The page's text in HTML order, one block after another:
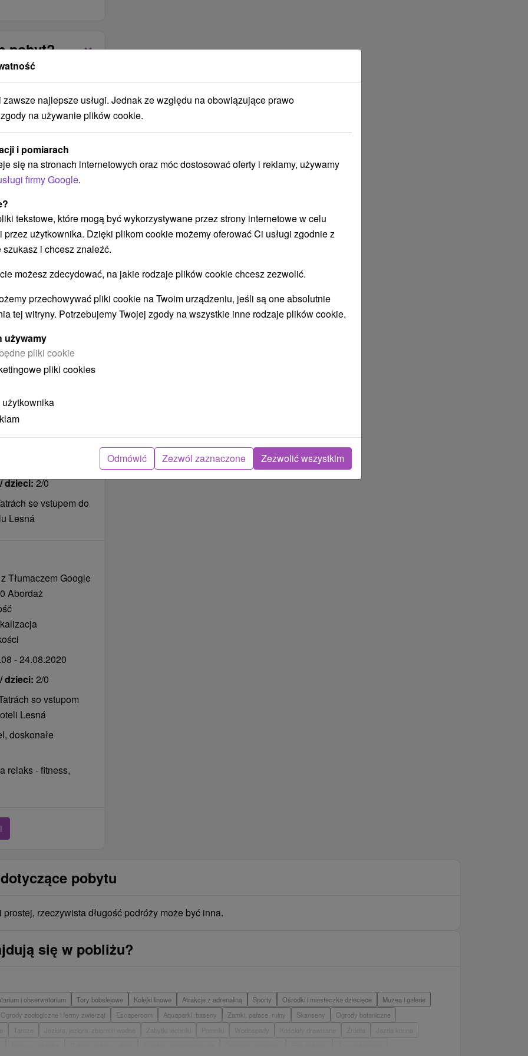
z recepcją)
i basenu w
tarasie dla 30
są w formie
menu.
systémom a
kablami w pokojach.
to możliwe ze
pobyt?
Tłumaczem Google
Abordaż
na turistike
prírodou
Tłumaczem Google
7.5 Abordaż
dzieci:2/0
se vstupem do
Lesná
Tłumaczem Google
Abordaż
- 24.08.2020
dzieci: 2/0
so vstupom
Lesná
doskonałe
relaks - fitness,
pobytu
rzeczywista długość podróży może być inna.
się w pobliżu?
i obserwatorium Tory bobslejowe Kolejki linowe Atrakcje z adrenaliną Sporty Ośrodki i miasteczka dziecięce
Muzea i galerie
Ogrody zoologiczne i fermy zwierząt Escaperoom Aquaparki, baseny Zamki, pałace, ruiny Skanseny
Ogrody botaniczne
Tarcze Zabytki techniki Pomniki Wodospady Źródła
najlepsze usługi. Jednak ze względu na obowiązujące prawo
na używanie plików cookie.
i pomiarach
się na stronach internetowych oraz móc dostosować oferty i reklamy, używamy
firmy Google.
tekstowe, które mogą być wykorzystywane przez strony internetowe w celu
przez użytkownika. Dzięki plikom cookie możemy oferować Ci usługi zgodnie z
i chcesz znaleźć.
możesz zdecydować, na jakie rodzaje plików cookie chcesz zezwolić.
przechowywać pliki cookie na Twoim urządzeniu, jeśli są one absolutnie
tej witryny. Potrzebujemy Twojej zgody na wszystkie inne rodzaje plików cookie.
używamy
pliki cookie
pliki cookies
Odmówić Zezwól zaznaczone Zezwolić wszystkim